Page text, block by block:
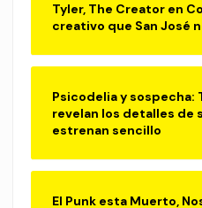
Tyler, The Creator en
creativo que San José
Psicodelia y sospecha:
revelan los detalles de
estrenan sencillo
El Punk esta Muerto,